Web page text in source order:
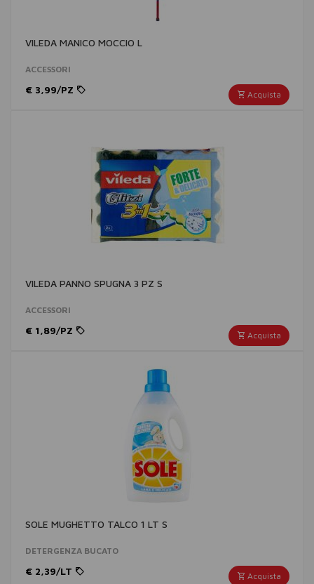
VILEDA MANICO MOCCIO L
ACCESSORI
Acquista
€ 3,99/PZ
VILEDA PANNO SPUGNA 3 PZ S
ACCESSORI
Acquista
€ 1,89/PZ
SOLE MUGHETTO TALCO 1 LT S
DETERGENZA BUCATO
Acquista
€ 2,39/LT